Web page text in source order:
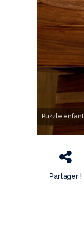
Puzzle enfant
Partager !